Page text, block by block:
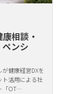
相談・
ンシ
健康経営DXを
ト活用による社
「OT…